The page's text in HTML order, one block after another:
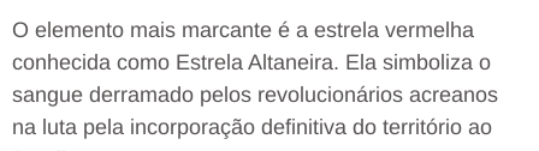
O elemento mais marcante é a estrela vermelha
conhecida como Estrela Altaneira. Ela simboliza o
sangue derramado pelos revolucionários acreanos
na luta pela incorporação definitiva do território ao